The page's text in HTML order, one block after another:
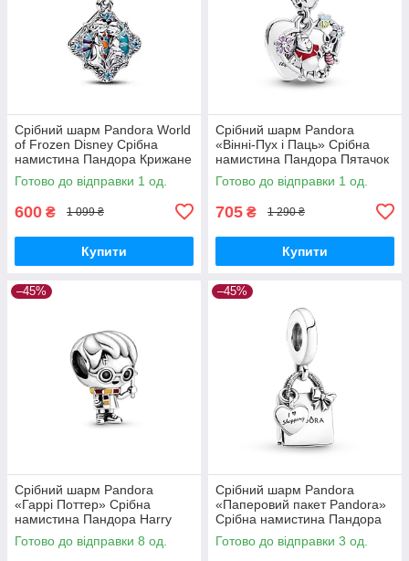
Срібний шарм Pandora World
of Frozen Disney Срібна
намистина Пандора Крижане
серце Дісней
Готово до відправки 1 од.
600 ₴ 1 099 ₴
Купити
Срібний шарм Pandora
«Вінні-Пух і Паць» Срібна
намистина Пандора Пятачок
П'ятачок Вінні Пух Вінніпух
Вініпух 792214C01
Готово до відправки 1 од.
705 ₴ 1 290 ₴
Купити
–45%
Срібний шарм Pandora
«Гаррі Поттер» Срібна
намистина Пандора Harry
Potter 798626C01
Готово до відправки 8 од.
–45%
Срібний шарм Pandora
«Паперовий пакет Pandora»
Срібна намистина Пандора
Шопінг 799536C00
Готово до відправки 3 од.